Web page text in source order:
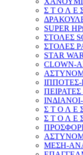
Σ Τ Ο Λ Ε
SUPER
ΣΤΟΛΕΣ
ΣΤΟΛΕΣ
STAR
CLOWN-
ΙΠΠΟΤΕΣ-
Σ Τ Ο Λ Ε
Σ Τ Ο Λ Ε
ΜΕΣΗ-